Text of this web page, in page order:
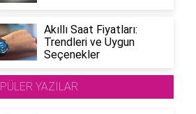
Akıllı Saat Fiyatları:
Trendleri ve Uygun
Seçenekler
YAZILAR